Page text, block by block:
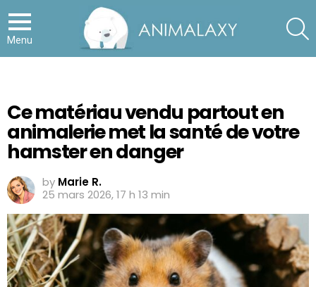
Menu
Ce matériau vendu partout en
animalerie met la santé de votre
hamster en danger
by Marie R.
25 mars 2026, 17 h 13 min